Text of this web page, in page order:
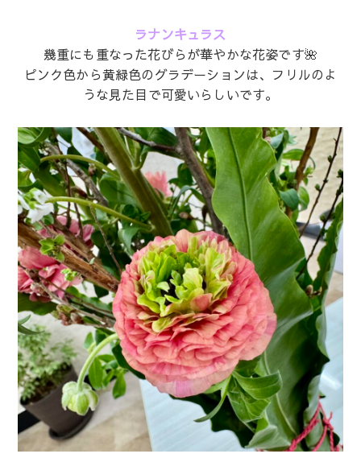
ラナンキュラス
幾重にも重なった花びらが華やかな花姿です🌺
ピンク色から黄緑色のグラデーションは、フリルのよ
うな見た目で可愛いらしいです。